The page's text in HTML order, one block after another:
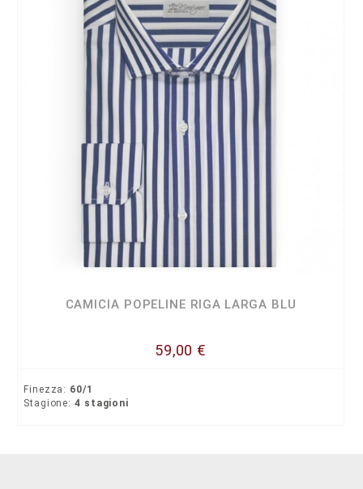
CAMICIA POPELINE RIGA LARGA BLU
59,00 €
Finezza: 60/1
Stagione: 4 stagioni